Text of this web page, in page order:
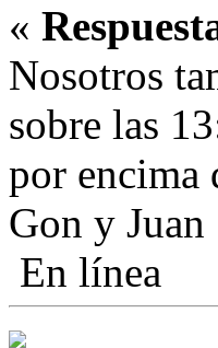
«
Nosotros
sobre las
por encima
Gon y Juan
En línea